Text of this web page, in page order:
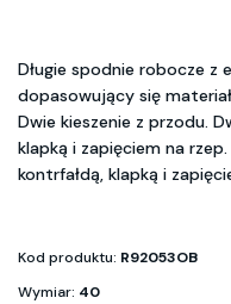
Długie spodnie robocze z
dopasowujący się
Dwie kieszenie z przodu.
klapką i zapięciem na
kontrfałdą, klapką i
Kod produktu: R92053OB
Wymiar: 40